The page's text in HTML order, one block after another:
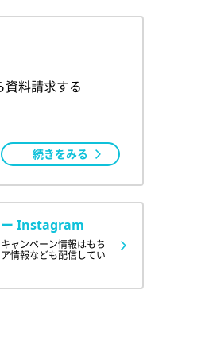
料請求する
続きをみる
ー Instagram
ャンペーン情報はもち
情報なども配信してい